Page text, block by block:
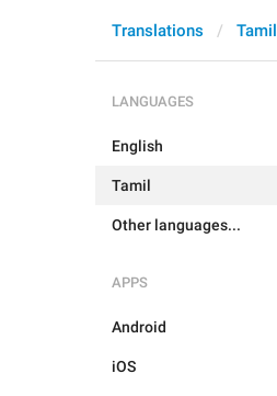
Translations Tamil
LANGUAGES
English
Tamil
Other languages...
APPS
Android
iOS